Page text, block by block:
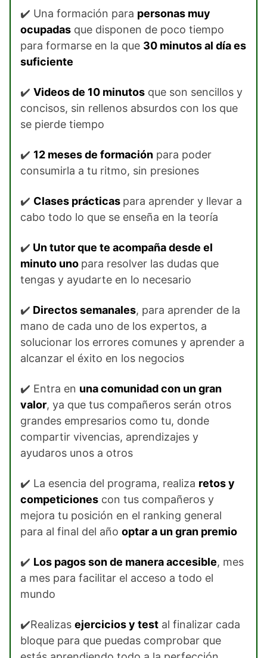
✔️ Una formación para personas muy
ocupadas que disponen de poco tiempo
para formarse en la que 30 minutos al día es
suficiente
✔️ Videos de 10 minutos que son sencillos y
concisos, sin rellenos absurdos con los que
se pierde tiempo
✔️ 12 meses de formación para poder
consumirla a tu ritmo, sin presiones
✔️ Clases prácticas para aprender y llevar a
cabo todo lo que se enseña en la teoría
✔️ Un tutor que te acompaña desde el
minuto uno para resolver las dudas que
tengas y ayudarte en lo necesario
✔️ Directos semanales, para aprender de la
mano de cada uno de los expertos, a
solucionar los errores comunes y aprender a
alcanzar el éxito en los negocios
✔️ Entra en una comunidad con un gran
valor, ya que tus compañeros serán otros
grandes empresarios como tu, donde
compartir vivencias, aprendizajes y
ayudaros unos a otros
✔️ La esencia del programa, realiza retos y
competiciones con tus compañeros y
mejora tu posición en el ranking general
para al final del año optar a un gran premio
✔️ Los pagos son de manera accesible, mes
a mes para facilitar el acceso a todo el
mundo
✔️Realizas ejercicios y test al finalizar cada
bloque para que puedas comprobar que